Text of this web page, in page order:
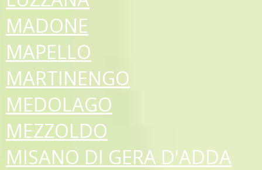
MADONE
MAPELLO
MARTINENGO
MEDOLAGO
MEZZOLDO
MISANO DI GERA D'ADDA